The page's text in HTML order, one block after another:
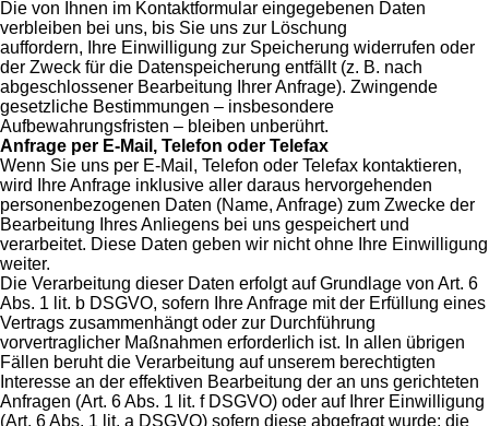
Die von Ihnen im Kontaktformular eingegebenen Daten
verbleiben bei uns, bis Sie uns zur Löschung
auffordern, Ihre Einwilligung zur Speicherung widerrufen oder
der Zweck für die Datenspeicherung entfällt (z. B. nach
abgeschlossener Bearbeitung Ihrer Anfrage). Zwingende
gesetzliche Bestimmungen – insbesondere
Aufbewahrungsfristen – bleiben unberührt.
Anfrage per E-Mail, Telefon oder Telefax
Wenn Sie uns per E-Mail, Telefon oder Telefax kontaktieren,
wird Ihre Anfrage inklusive aller daraus hervorgehenden
personenbezogenen Daten (Name, Anfrage) zum Zwecke der
Bearbeitung Ihres Anliegens bei uns gespeichert und
verarbeitet. Diese Daten geben wir nicht ohne Ihre Einwilligung
weiter.
Die Verarbeitung dieser Daten erfolgt auf Grundlage von Art. 6
Abs. 1 lit. b DSGVO, sofern Ihre Anfrage mit der Erfüllung eines
Vertrags zusammenhängt oder zur Durchführung
vorvertraglicher Maßnahmen erforderlich ist. In allen übrigen
Fällen beruht die Verarbeitung auf unserem berechtigten
Interesse an der effektiven Bearbeitung der an uns gerichteten
Anfragen (Art. 6 Abs. 1 lit. f DSGVO) oder auf Ihrer Einwilligung
(Art. 6 Abs. 1 lit. a DSGVO) sofern diese abgefragt wurde; die